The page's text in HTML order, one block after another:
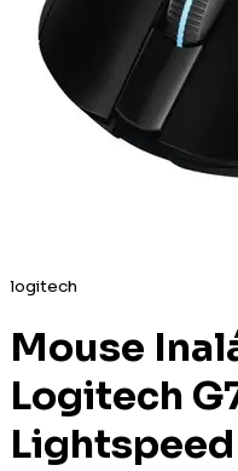
logitech
Mouse
Logitech